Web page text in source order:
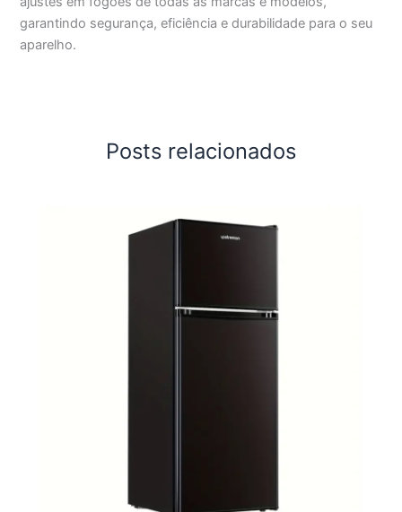
garantindo segurança, eficiência e durabilidade para o seu
aparelho.
Posts relacionados